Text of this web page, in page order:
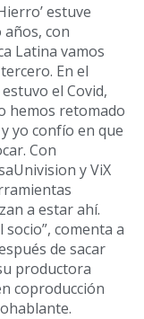
estuve
con
Latina vamos
En el
el Covid,
hemos retomado
yo confío en que
Con
y ViX
a estar ahí.
comenta a
de sacar
productora
coproducción